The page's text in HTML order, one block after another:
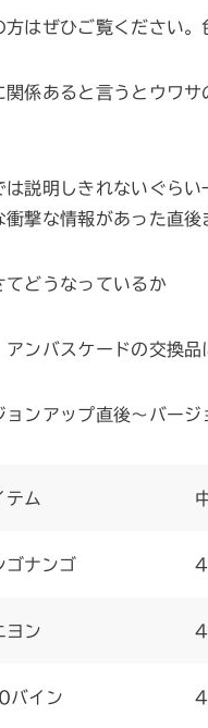
方はぜひご覧ください。
関係あると言うとウワ
は説明しきれないぐら
衝撃な情報があった直後
てどうなっているか
ンバスケードの交換品
ョンアップ直後～バージ
テム
ゴナンゴ
ヨン
バイン